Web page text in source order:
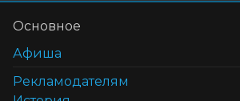
Основное
Афиша
Рекламодателям